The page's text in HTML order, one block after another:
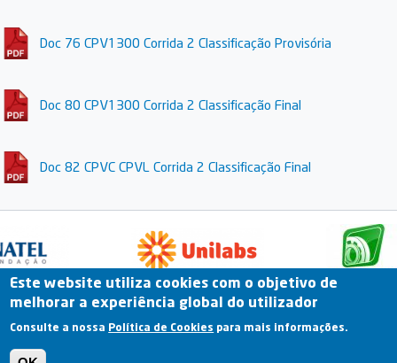
Doc 76 CPV1300 Corrida 2 Classificação Provisória
Doc 80 CPV1300 Corrida 2 Classificação Final
Doc 82 CPVC CPVL Corrida 2 Classificação Final
Previous
Fale Connosco Portal Online Arquivo
Este website utiliza cookies com o objetivo de
melhorar a experiência global do utilizador
Consulte a nossa Política de Cookies para mais informações.